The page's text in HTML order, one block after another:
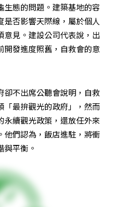
態的問題。建築基地的容
否影響天際線，屬於個人
見。建設公司代表說，出
開發進度照舊，自救會的意
不出席公聽會說明，自救
「最拚觀光的政府」，然而
永續觀光政策，還放任外來
他們認為，飯店進駐，將衝
平衡。